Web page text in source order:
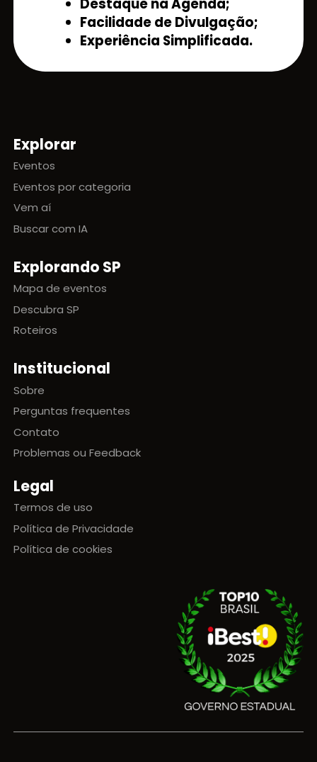
Facilidade de Divulgação;
Experiência Simplificada.
Mapa do site
Explorar
Eventos
Eventos por categoria
Vem aí
Buscar com IA
Explorando SP
Mapa de eventos
Descubra SP
Roteiros
Institucional
Sobre
Perguntas frequentes
Contato
Problemas ou Feedback
Legal
Termos de uso
Política de Privacidade
Política de cookies